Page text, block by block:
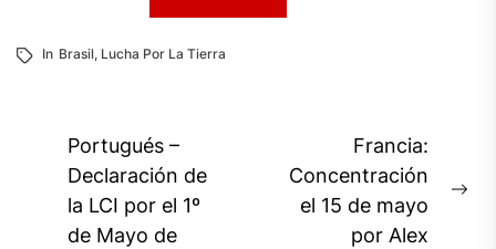
In Brasil, Lucha Por La Tierra
Navegación
entradas
Portugués –
Declaración de
la LCI por el 1º
de Mayo de
Francia:
Concentración
el 15 de mayo
por Alex